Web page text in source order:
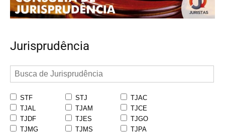
Jurisprudência
STF STJ
TJAC
TJAL
TJAM
TJCE
TJDF
TJES
TJGO
TJMG
TJMS
TJPA